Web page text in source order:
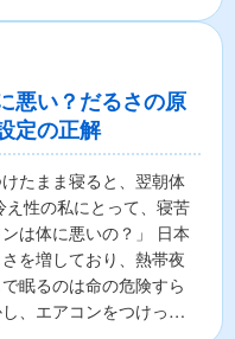
悪い？だるさの原
定の正解
けたまま寝ると、翌朝体
え性の私にとって、寝苦
は体に悪いの？」 日本
を増しており、熱帯夜
眠るのは命の危険すら
、エアコンをつけっぱ